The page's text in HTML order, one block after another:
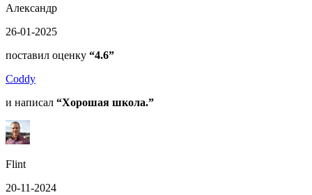
Александр
26-01-2025
поставил оценку “4.6”
Coddy
и написал “Хорошая школа.”
Flint
20-11-2024